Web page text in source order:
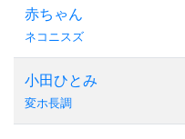
赤ちゃん
ネコニスズ
小田ひとみ
変ホ長調